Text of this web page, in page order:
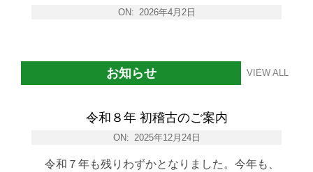
ON: 2026年4月2日
お知らせ VIEW ALL
令和８年 初稽古のご案内
ON: 2025年12月24日
令和７年も残りわずかとなりました。今年も、